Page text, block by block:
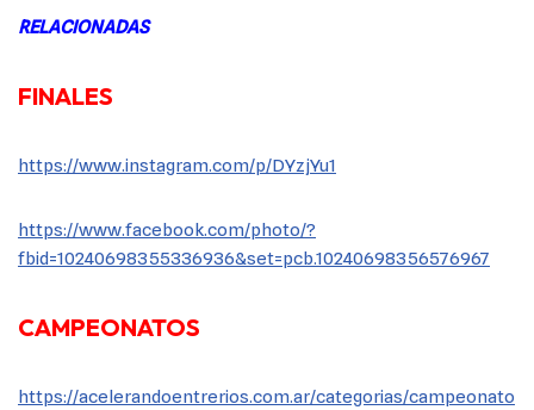
RELACIONADAS
FINALES
https://www.instagram.com/p/DYzjYu1
https://www.facebook.com/photo/?
fbid=10240698355336936&set=pcb.10240698356576967
CAMPEONATOS
https://acelerandoentrerios.com.ar/categorias/campeonato